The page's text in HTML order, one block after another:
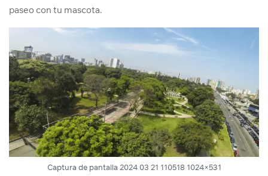
paseo con tu mascota.
Captura de pantalla 2024 03 21 110518 1024×531